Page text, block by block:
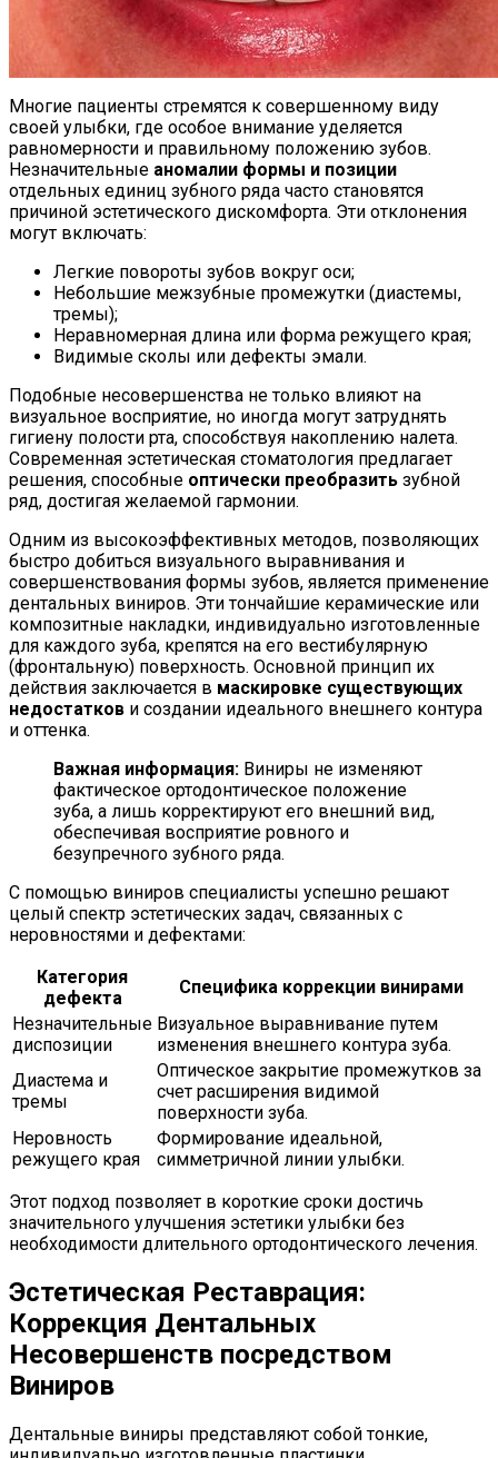
Многие пациенты стремятся к совершенному виду
своей улыбки, где особое внимание уделяется
равномерности и правильному положению зубов.
Незначительные аномалии формы и позиции
отдельных единиц зубного ряда часто становятся
причиной эстетического дискомфорта. Эти отклонения
могут включать:
Легкие повороты зубов вокруг оси;
Небольшие межзубные промежутки (диастемы,
тремы);
Неравномерная длина или форма режущего края;
Видимые сколы или дефекты эмали.
Подобные несовершенства не только влияют на
визуальное восприятие, но иногда могут затруднять
гигиену полости рта, способствуя накоплению налета.
Современная эстетическая стоматология предлагает
решения, способные оптически преобразить зубной
ряд, достигая желаемой гармонии.
Одним из высокоэффективных методов, позволяющих
быстро добиться визуального выравнивания и
совершенствования формы зубов, является применение
дентальных виниров. Эти тончайшие керамические или
композитные накладки, индивидуально изготовленные
для каждого зуба, крепятся на его вестибулярную
(фронтальную) поверхность. Основной принцип их
действия заключается в маскировке существующих
недостатков и создании идеального внешнего контура
и оттенка.
Важная информация: Виниры не изменяют
фактическое ортодонтическое положение
зуба, а лишь корректируют его внешний вид,
обеспечивая восприятие ровного и
безупречного зубного ряда.
С помощью виниров специалисты успешно решают
целый спектр эстетических задач, связанных с
неровностями и дефектами:
Категория
дефекта
Специфика коррекции винирами
Незначительные
диспозиции
Визуальное выравнивание путем
изменения внешнего контура зуба.
Диастема и
тремы
Оптическое закрытие промежутков за
счет расширения видимой
поверхности зуба.
Неровность
режущего края
Формирование идеальной,
симметричной линии улыбки.
Этот подход позволяет в короткие сроки достичь
значительного улучшения эстетики улыбки без
необходимости длительного ортодонтического лечения.
Эстетическая Реставрация:
Коррекция Дентальных
Несовершенств посредством
Виниров
Дентальные виниры представляют собой тонкие,